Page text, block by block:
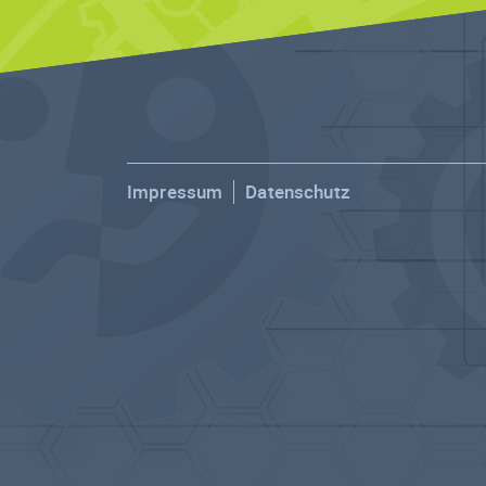
Impressum Datenschutz